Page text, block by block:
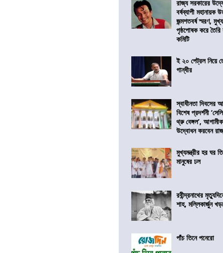
রাজ্য সরকারের
বর্ষব্যাপী মহানায়ক
জন্মশতবর্ষ স্মরণ,
পৃষ্ঠপোষক করে
কমিটি
ই ২০ পেট্রল নিয়ে
গান্ধীর
স্বাধীনতা
বিশেষ প্রদর্শনী
থ্রু বেঙ্গল’,
উদ্বোধন করবেন
মুখ্যমন্ত্রীর হর ঘর
মানুষের ঢল
রবীন্দ্রনাথের
শাহ, মল্লিকার্জুন
পাঁচ তিনে পনেরো